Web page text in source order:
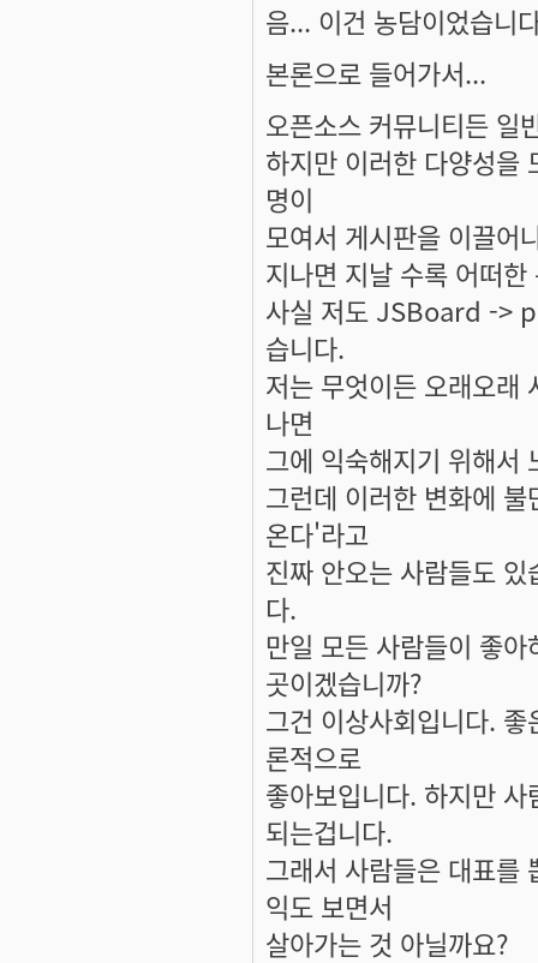
음... 이건 농담이었습니
본론으로 들어가서...
오픈소스 커뮤니티든 일
하지만 이러한 다양성을
명이
모여서 게시판을 이끌어
지나면 지날 수록 어떠
사실 저도 JSBoard ->
습니다.
저는 무엇이든 오래오래
나면
그에 익숙해지기 위해서
그런데 이러한 변화에
온다'라고
진짜 안오는 사람들도
다.
만일 모든 사람들이 좋
곳이겠습니까?
그건 이상사회입니다.
론적으로
좋아보입니다. 하지만
되는겁니다.
그래서 사람들은 대표를
익도 보면서
살아가는 것 아닐까요?